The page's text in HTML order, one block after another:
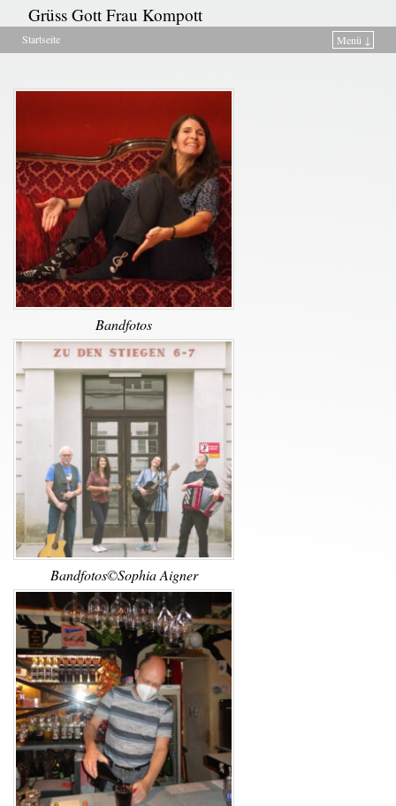
Grüss Gott Frau Kompott
Startseite
Menü ↓
Bandfotos
Bandfotos©Sophia Aigner